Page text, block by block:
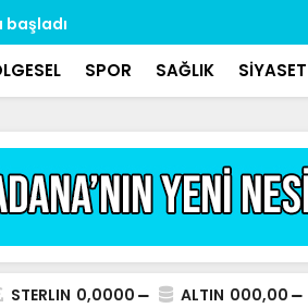
başladı
SPOR SAĞLIK SİYASET
STERLIN 0,0000 ALTIN 000,00